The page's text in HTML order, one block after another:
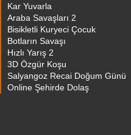
Kar Yuvarla
Araba Savaşları 2
Bisikletli Kuryeci Çocuk
Botların Savaşı
Hızlı Yarış 2
3D Özgür Koşu
Salyangoz Recai Doğum Günü
Online Şehirde Dolaş